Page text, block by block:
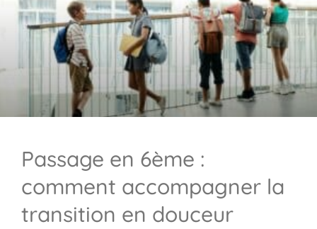
Passage en 6ème :
comment accompagner la
transition en douceur